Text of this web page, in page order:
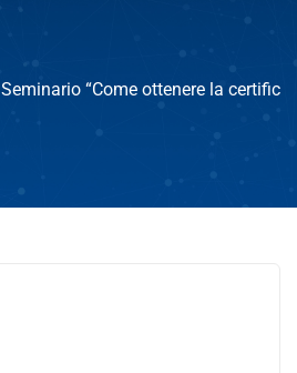
Seminario “Come ottenere la certific